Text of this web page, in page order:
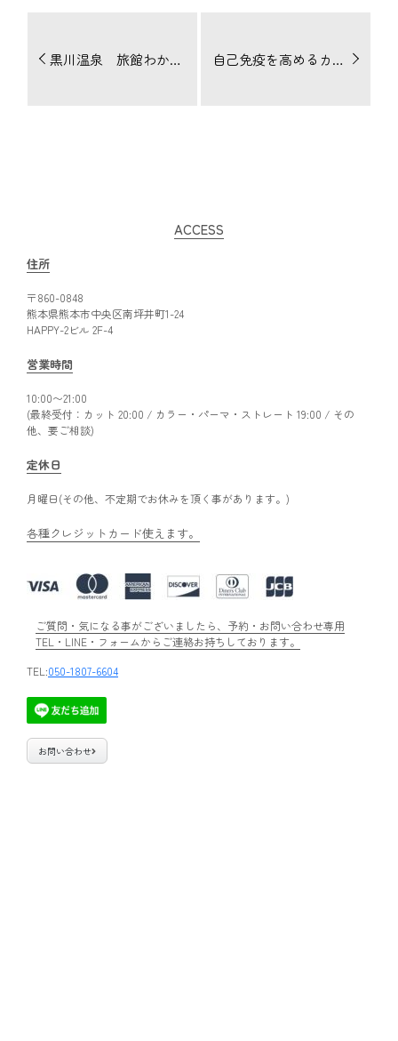
黒川温泉 旅館わかば でゆっくりしてきました 後編
自己免疫を高めるカラダ作り。ビタミンC・ビタミンD・亜鉛が一度で摂れるサプリメント。
ACCESS
住所
〒860-0848
熊本県熊本市中央区南坪井町1-24
HAPPY-2ビル 2F-4
営業時間
10:00〜21:00
(最終受付：カット 20:00 / カラー・パーマ・ストレート 19:00 / その
他、要ご相談)
定休日
月曜日(その他、不定期でお休みを頂く事があります。)
各種クレジットカード使えます。
ご質問・気になる事がございましたら、予約・お問い合わせ専用
TEL・LINE・フォームからご連絡お持ちしております。
TEL:050-1807-6604
お問い合わせ